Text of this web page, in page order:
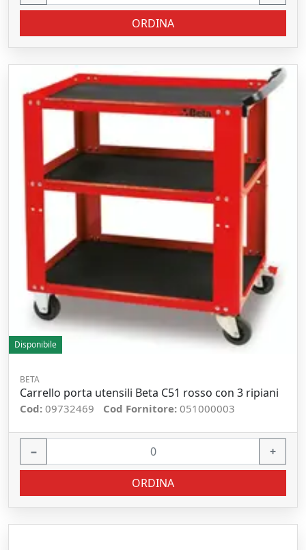
ORDINA
Disponibile
BETA
Carrello porta utensili Beta C51 rosso con 3 ripiani
Cod: 09732469 Cod Fornitore: 051000003
− +
ORDINA